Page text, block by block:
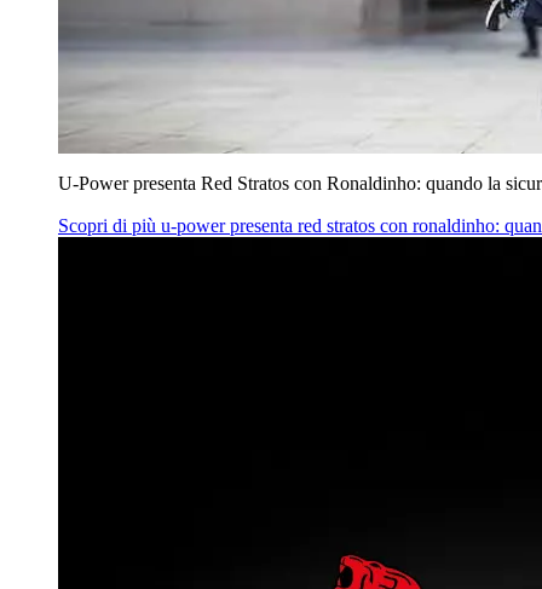
U‑Power presenta Red Stratos con Ronaldinho: quando la
Scopri di più u‑power presenta red stratos con ronaldinho: